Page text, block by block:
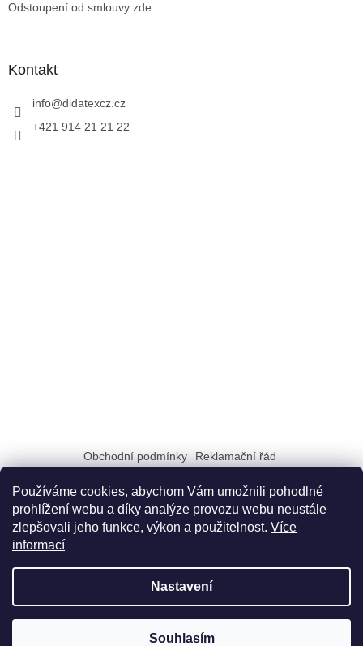
Používáme cookies, abychom Vám umožnili pohodlné
prohlížení webu a díky analýze provozu webu neustále
zlepšovali jeho funkce, výkon a použitelnost. Více
informací
Nastavení
Souhlasím
Odstoupení od smlouvy zde
Kontakt
info@didatexcz.cz
+421 914 21 21 22
Obchodní podmínky
Reklamační řád
Doprava a možnosti platby
Dokumenty na stiahnutie
Vytvořil Shoptet
Didatex.cz. Všechna práva vyhrazena.